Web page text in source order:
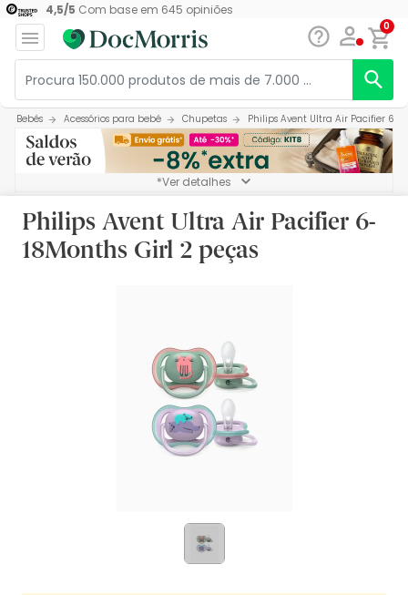
4,5/5 Com base em 645 opiniões
0
Bebés Acessórios para bebé Chupetas Philips Avent Ultra Air Pacifier 6-
*Ver detalhes
Philips Avent Ultra Air Pacifier 6-
18Months Girl 2 peças